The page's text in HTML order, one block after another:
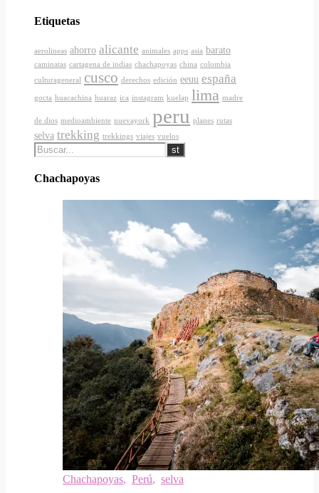
Etiquetas
aerolineas ahorro alicante animales apps asia barato
caminatas cartagena de indias chachapoyas china colombia
culturageneral
cusco derechos edición eeuu españa
gocta huacachina huaraz ica instagram kuelap lima madre
de dios medioambiente nuevayork peru planes rutas
selva trekking trekkings viajes vuelos
Chachapoyas
Chachapoyas, Perú, selva